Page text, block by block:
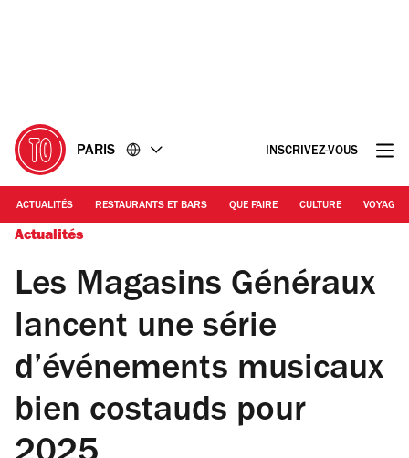
PARIS INSCRIVEZ-VOUS
ACTUALITÉS RESTAURANTS ET BARS QUE FAIRE CULTURE VOYAGE
Actualités
Les Magasins Généraux
lancent une série
d’événements musicaux
bien costauds pour